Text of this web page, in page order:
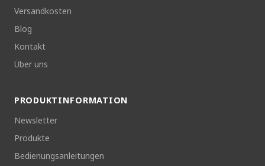
Versandkosten
Blog
Kontakt
Über uns
PRODUKTINFORMATION
Newsletter
Produkte
Bedienungsanleitungen